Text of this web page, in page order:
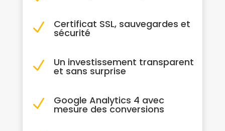
N Certificat SSL, sauvegardes et
sécurité
N Un investissement transparent
et sans surprise
N Google Analytics 4 avec
mesure des conversions